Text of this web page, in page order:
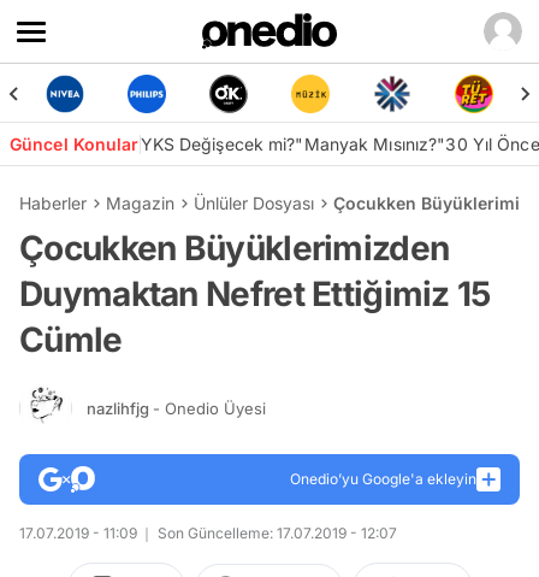
Güncel KonularYKS Değişecek mi?"Manyak Mısınız?"30 Yıl
Haberler Magazin Ünlüler Dosyası Çocukken
Çocukken Büyüklerimizden
Duymaktan Nefret Ettiğimiz 15
Cümle
nazlihfjg - Onedio Üyesi
Onedio’yu Google'a ekleyin
17.07.2019 - 11:09 Son Güncelleme: 17.07.2019 - 12:07